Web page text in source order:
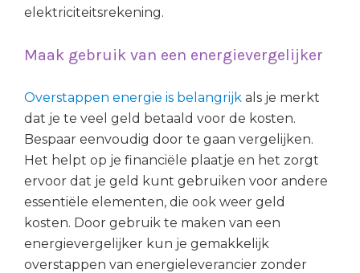
elektriciteitsrekening.
Maak gebruik van een energievergelijker
Overstappen energie is belangrijk als je merkt
dat je te veel geld betaald voor de kosten.
Bespaar eenvoudig door te gaan vergelijken.
Het helpt op je financiële plaatje en het zorgt
ervoor dat je geld kunt gebruiken voor andere
essentiële elementen, die ook weer geld
kosten. Door gebruik te maken van een
energievergelijker kun je gemakkelijk
overstappen van energieleverancier zonder